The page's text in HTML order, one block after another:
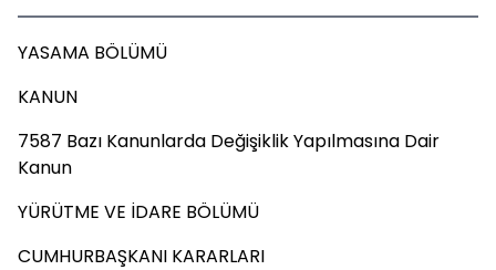
YASAMA BÖLÜMÜ
KANUN
7587 Bazı Kanunlarda Değişiklik Yapılmasına Dair
Kanun
YÜRÜTME VE İDARE BÖLÜMÜ
CUMHURBAŞKANI KARARLARI